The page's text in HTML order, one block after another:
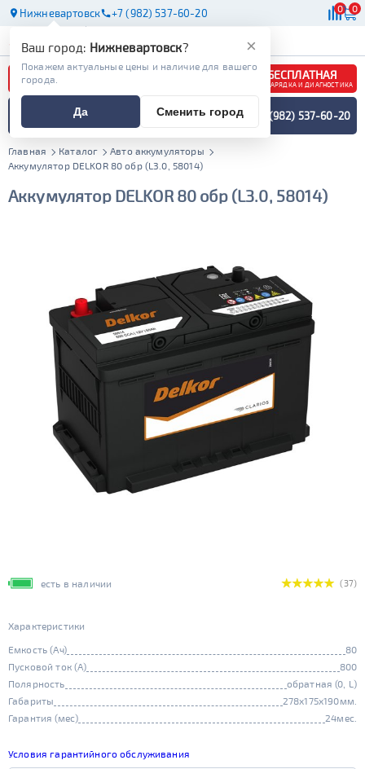
Нижневартовск +7 (982) 537-60-20 0 0
АКБ
БЕСПЛАТНАЯ
ЗАРЯДКА И ДИАГНОСТИКА
ПОДБОР АККУМУЛЯТОРА
СПЕЦИАЛИСТОМ +7 (982) 537-60-20
Главная Каталог
Авто аккумуляторы
Аккумулятор DELKOR 80 обр (L3.0, 58014)
Аккумулятор DELKOR 80 обр (L3.0, 58014)
есть в наличии (37)
Характеристики
Емкость (Ач)
80
Пусковой ток (А)
800
Полярность
обратная (0, L)
Габариты
278x175x190мм.
Гарантия (мес)
24мес.
Условия гарантийного обслуживания
×
Ваш город: Нижневартовск?
Покажем актуальные цены и наличие для вашего
города.
Да Сменить город